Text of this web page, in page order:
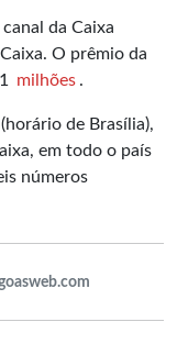
da Caixa
O prêmio da
milhões .
de Brasília),
em todo o país
números